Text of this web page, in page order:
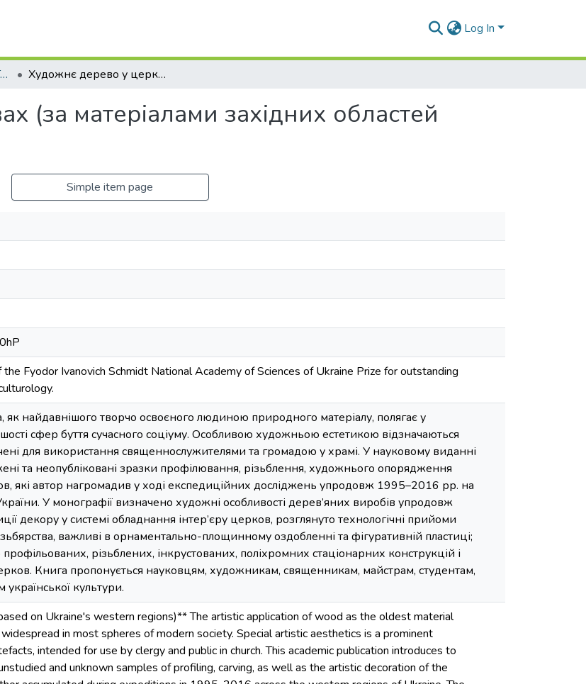
Log In
Arts & Humanities Other Topics Художнє дерево у церквах (за матеріалами західних областей України)
(за матеріалами західних областей
Simple item page
Fyodor Ivanovich Schmidt National Academy of Sciences of Ukraine Prize for outstanding
найдавнішого творчо освоєного людиною природного матеріалу, полягає у
сфер буття сучасного соціуму. Особливою художньою естетикою відзначаються
для використання священнослужителями та громадою у храмі. У науковому виданні
та неопубліковані зразки профілювання, різьблення, художнього опорядження
які автор нагромадив у ході експедиційних досліджень упродовж 1995–2016 рр. на
У монографії визначено художні особливості дерев’яних виробів упродовж
декору у системі обладнання інтер’єру церков, розглянуто технологічні прийоми
важливі в орнаментально-площинному оздобленні та фігуративній пластиці;
різьблених, інкрустованих, поліхромних стаціонарних конструкцій і
Книга пропонується науковцям, художникам, священникам, майстрам, студентам,
культури.
on Ukraine's western regions)** The artistic application of wood as the oldest material
in most spheres of modern society. Special artistic aesthetics is a prominent
intended for use by clergy and public in church. This academic publication introduces to
and unknown samples of profiling, carving, as well as the artistic decoration of the